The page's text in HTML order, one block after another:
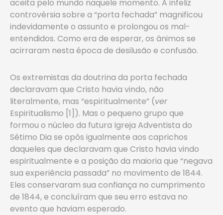
aceita pelo mundo naquele momento. A infeliz
controvérsia sobre a “porta fechada” magnificou
indevidamente o assunto e prolongou os mal-
entendidos. Como era de esperar, os ânimos se
acirraram nesta época de desilusão e confusão.
Os extremistas da doutrina da porta fechada
declaravam que Cristo havia vindo, não
literalmente, mas “espiritualmente” (ver
Espiritualismo [1]). Mas o pequeno grupo que
formou o núcleo da futura Igreja Adventista do
Sétimo Dia se opôs igualmente aos caprichos
daqueles que declaravam que Cristo havia vindo
espiritualmente e a posição da maioria que “negava
sua experiência passada” no movimento de 1844.
Eles conservaram sua confiança no cumprimento
de 1844, e concluíram que seu erro estava no
evento que haviam esperado.